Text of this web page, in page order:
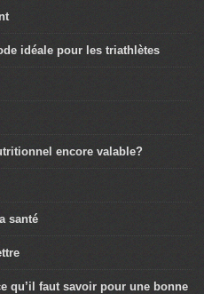
idéale pour les triathlètes
encore valable?
santé
qu’il faut savoir pour une bonne